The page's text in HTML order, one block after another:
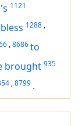
1121
1288 ,
,8686to
brought 935
,8799 .